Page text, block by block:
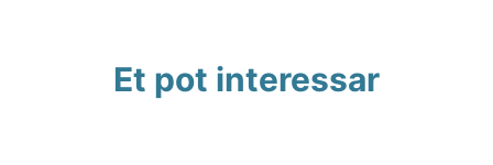
Et pot interessar